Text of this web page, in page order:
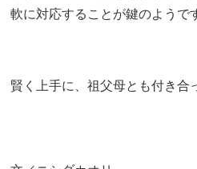
軟に対応することが鍵のようで
賢く上手に、祖父母とも付き合